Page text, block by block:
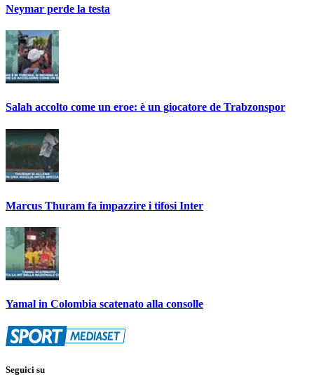
Neymar perde la testa
Salah accolto come un eroe: è un giocatore de Trabzonspor
Marcus Thuram fa impazzire i tifosi Inter
Yamal in Colombia scatenato alla consolle
Seguici su